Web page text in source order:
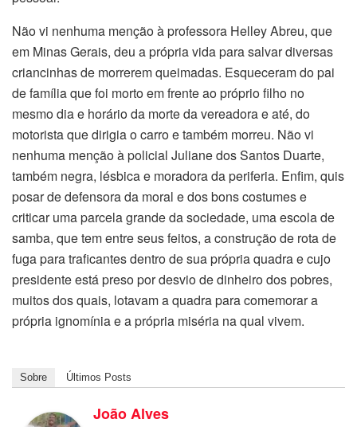
Não vi nenhuma menção à professora Helley Abreu, que
em Minas Gerais, deu a própria vida para salvar diversas
criancinhas de morrerem queimadas. Esqueceram do pai
de família que foi morto em frente ao próprio filho no
mesmo dia e horário da morte da vereadora e até, do
motorista que dirigia o carro e também morreu. Não vi
nenhuma menção à policial Juliane dos Santos Duarte,
também negra, lésbica e moradora da periferia. Enfim, quis
posar de defensora da moral e dos bons costumes e
criticar uma parcela grande da sociedade, uma escola de
samba, que tem entre seus feitos, a construção de rota de
fuga para traficantes dentro de sua própria quadra e cujo
presidente está preso por desvio de dinheiro dos pobres,
muitos dos quais, lotavam a quadra para comemorar a
própria ignomínia e a própria miséria na qual vivem.
Sobre Últimos Posts
João Alves